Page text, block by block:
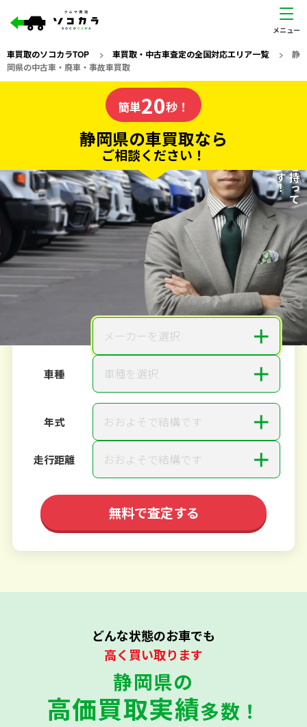
車買取のソコカラTOP > 車買取・中古車査定の全国対応エリア一覧> 静
岡県の中古車・廃車・事故車買取
の車買取なら
ソコカラの
電話か出張か、高い方の査定を提案。
だから高価買取!
私たちが責任を持って
査定いたします！
簡単20秒！
静岡県の車買取なら
ご相談ください！
20秒で入力完了！
無料で カンタンWeb査定
ご依頼いただいたお車を丁寧に査定いたします
メーカーを選択 ＋
車種 車種を選択 ＋
年式 おおよそで結構です ＋
走行距離 おおよそで結構です ＋
無料で査定する
どんな状態のお車でも
高く買い取ります
静岡県の
高価買取実績多数！